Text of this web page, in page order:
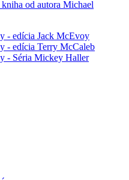
od autora Michael
- edícia Jack McEvoy
- edícia Terry McCaleb
- Séria Mickey Haller